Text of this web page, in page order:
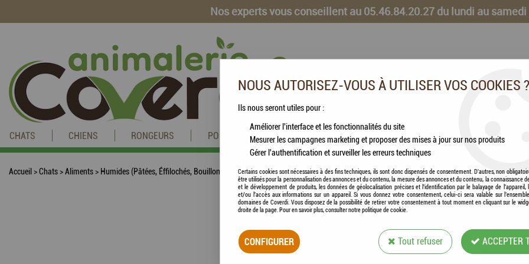
Nos experts vous conseillent au 05.46.84.20.27 du lundi au samedi
CHATS CHIENS RONGEURS POISSONS CHEVAUX VOLAILLES ANIMAUX DE LA FERME
Accueil >Chats>Aliments> Humides (Pâtées, Éffilochés, Bouillons, ...) >PURINA PROPLAN - NutriSavour Sterilised Poisson Pâtée en gelée 10x85g
PURINA
POISSON PÂTÉE
NOUS AUTORISEZ-VOUS À UTILISER VOS COOKIES ?
Ils nous seront utiles pour :
Améliorer l'interface et les fonctionnalités du site
Mesurer les campagnes marketing et proposer des mises à jour sur nos produits
Gérer l'authentification et surveiller les erreurs techniques
Certains cookies sont nécessaires à des fins techniques, ils sont donc dispensés de consentement. D'autres, non
être utilisés pour la personnalisation des annonces et du contenu, la mesure des annonces et du contenu, la connaissance
et le développement de produits, les données de géolocalisation précises et l'identification par le balayage de l'appareil,
et/ou l'accès aux informations sur un appareil. Si vous donnez votre consentement, celui-ci sera valable sur
domaines de Coverdi. Vous disposez de la possibilité de retirer votre consentement à tout moment en cliquant sur le
droite de la page. Pour en savoir plus, consulter notre politique de cookie.
CONFIGURER Tout refuser ACCEPTER